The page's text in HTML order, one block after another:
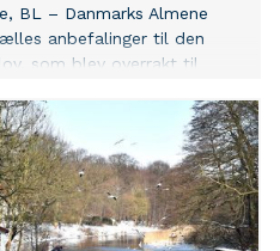
BL – Danmarks Almene
anbefalinger til den
som blev overrakt til